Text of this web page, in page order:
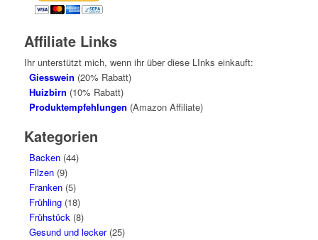
Affiliate Links
Ihr unterstützt mich, wenn ihr über diese LInks einkauft:
Giesswein (20% Rabatt)
Huizbirn (10% Rabatt)
Produktempfehlungen (Amazon Affiliate)
Kategorien
Backen(44)
Filzen(9)
Franken(5)
Frühling(18)
Frühstück(8)
Gesund und lecker(25)